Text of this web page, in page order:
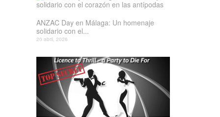
ANZAC Day en Málaga: Un homenaje
solidario con el...
20 abril, 2026